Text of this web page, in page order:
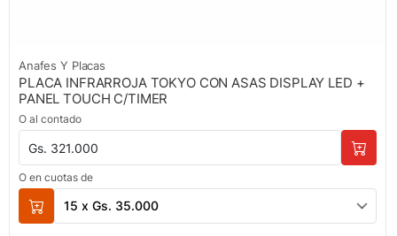
Anafes Y Placas
PLACA INFRARROJA TOKYO CON ASAS DISPLAY LED +
PANEL TOUCH C/TIMER
O al contado
Gs. 321.000
O en cuotas de
15 x Gs. 35.000